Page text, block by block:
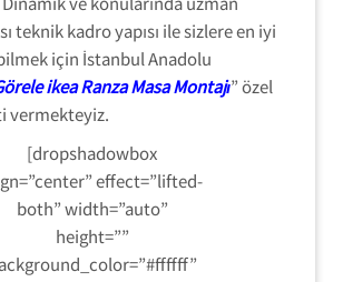
teknik kadro yapısı ile sizlere en iyi
için İstanbul Anadolu
ikea Ranza Masa Montajı” özel
vermekteyiz.
[dropshadowbox
effect=”lifted-
both” width=”auto”
height=””